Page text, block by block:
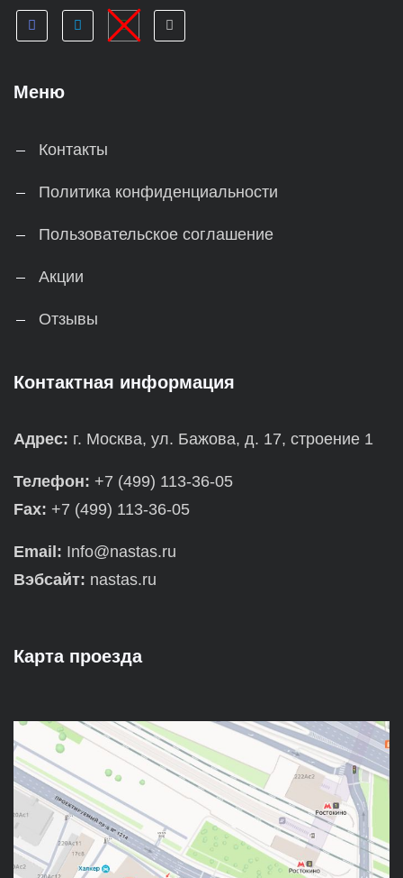
Меню
Контакты
Политика конфиденциальности
Пользовательское соглашение
Акции
Отзывы
Контактная информация
Адрес: г. Москва, ул. Бажова, д. 17, строение 1
Телефон: +7 (499) 113-36-05
Fax: +7 (499) 113-36-05
Email: Info@nastas.ru
Вэбсайт: nastas.ru
Карта проезда